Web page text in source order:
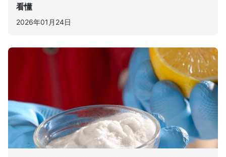
看懂
2026年01月24日